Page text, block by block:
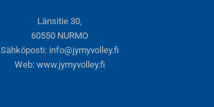
Länsitie 30,
60550 NURMO
Sähköposti: info@jymyvolley.fi
Web: www.jymyvolley.fi